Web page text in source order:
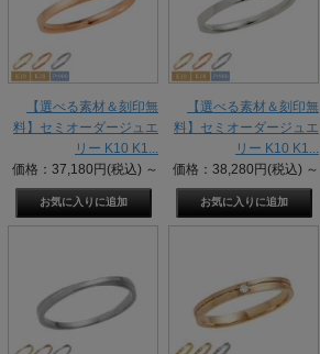
【選べる素材＆刻印無
料】セミオーダージュエ
リー K10 K1...
価格：37,180円(税込) ～
【選べる素材＆刻印無
料】セミオーダージュエ
リー K10 K1...
価格：38,280円(税込) ～